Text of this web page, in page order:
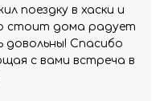
поездку в хаски и
стоит дома радует
довольны! Спасибо
с вами встреча в